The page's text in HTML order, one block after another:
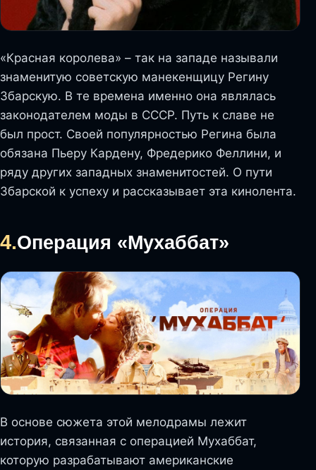
«Красная королева» – так на западе называли
знаменитую советскую манекенщицу Регину
Збарскую. В те времена именно она являлась
законодателем моды в СССР. Путь к славе не
был прост. Своей популярностью Регина была
обязана Пьеру Кардену, Фредерико Феллини, и
ряду других западных знаменитостей. О пути
Збарской к успеху и рассказывает эта кинолента.
4.Операция «Мухаббат»
В основе сюжета этой мелодрамы лежит
история, связанная с операцией Мухаббат,
которую разрабатывают американские